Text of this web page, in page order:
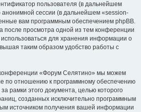
пользователя (в дальнейшем
сессии (в дальнейшем «session-
вам программным обеспечением phpBB.
после просмотра одной из тем конференции
для хранения информации о
таким образом удобство работы с
«Форум Селятино» мы можем
по отношению к программному обеспечению
рамки этого документа, целью которого
созданных исключительно программным
источником получения вашей информации